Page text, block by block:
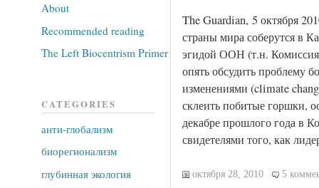
The Guardian, 5 октября
страны мира соберутся в
эгидой ООН (т.н.
опять обсудить проблему
изменениями (climate
склеить побитые горшки,
декабре прошлого года в
свидетелями того, как
октября 28, 2010 5
About
Recommended reading
The Left Biocentrism Primer
CATEGORIES
анти-глобализм
биорегионализм
глубинная экология